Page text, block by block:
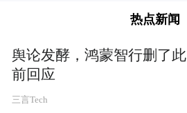
热点新闻
舆论发酵，鸿蒙智行删了此
前回应
三言Tech